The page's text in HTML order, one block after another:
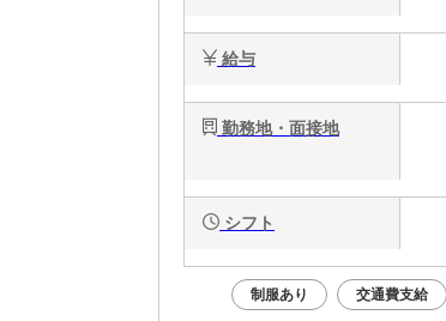
給与
勤務地・面接地
シフト
制服あり 交通費支給